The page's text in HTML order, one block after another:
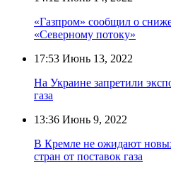
«Газпром» сообщил о
«Северному потоку»
17:53 Июнь 13, 2022
На Украине запретили
газа
13:36 Июнь 9, 2022
В Кремле не ожидают
стран от поставок газа